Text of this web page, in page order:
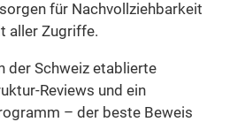
für Nachvollziehbarkeit
aller Zugriffe.
der Schweiz etablierte
Reviews und ein
– der beste Beweis